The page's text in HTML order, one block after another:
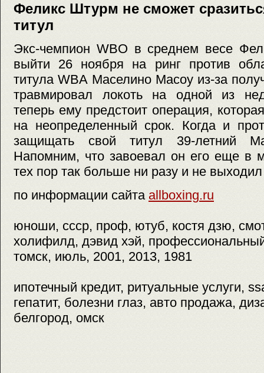
Феликс Штурм не сможет
титул
Экс-чемпион WBO в среднем весе
выйти 26 ноября на ринг против
титула WBA Маселино Масоу из-за
травмировал локоть на одной из
теперь ему предстоит операция,
на неопределенный срок. Когда и
защищать свой титул 39-летний
Напомним, что завоевал он его еще в
тех пор так больше ни разу и не выходил
по информации сайта allboxing.ru
юноши, ссср, проф, ютуб, костя дзю,
холифилд, дэвид хэй,
томск, июль, 2001, 2013, 1981
ипотечный кредит, ритуальные услуги,
гепатит, болезни глаз, авто продажа,
белгород, омск